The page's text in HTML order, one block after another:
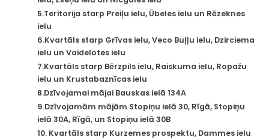
5.Teritorija starp Preiļu ielu, Ūbeles ielu un Rēzeknes
ielu
6.Kvartāls starp Grīvas ielu, Veco Buļļu ielu, Dzirciema
ielu un Vaidelotes ielu
7.Kvartāls starp Bērzpils ielu, Raiskuma ielu, Ropažu
ielu un Krustabaznīcas ielu
8.Dzīvojamai mājai Bauskas ielā 134A
9.Dzīvojamām mājām Stopiņu ielā 30, Rīgā, Stopiņu
ielā 30A, Rīgā, un Stopiņu ielā 30B
10. Kvartāls starp Kurzemes prospektu, Dammes ielu